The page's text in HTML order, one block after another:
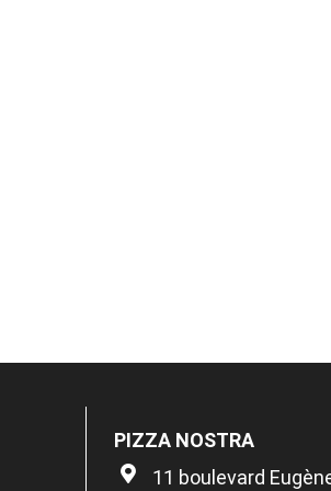
PIZZA NOSTRA
11 boulevard